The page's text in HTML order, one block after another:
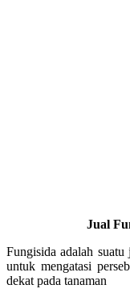
Jual
Fungisida adalah suatu
untuk mengatasi
dekat pada tanaman